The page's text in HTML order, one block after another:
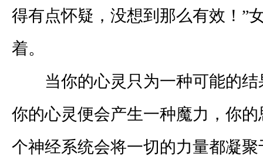
得有点怀疑，没想到那么有效！”
着。
当你的心灵只为一种可能的结
你的心灵便会产生一种魔力，你
个神经系统会将一切的力量都凝